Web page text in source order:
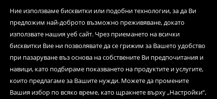
Ние използваме бисквитки или подобни технологии, за да Ви
предложим най-доброто възможно преживяване, докато
използвате нашия уеб сайт. Чрез приемането на всички
бисквитки Вие ни позволявате да се грижим за Вашето удобство
при пазаруване въз основа на собствените Ви предпочитания и
навици, като подбираме показването на продуктите и услугите,
които предлагаме за Вашите нужди. Можете да промените
Вашия избор по всяко време, като щракнете върху „Настройки“,